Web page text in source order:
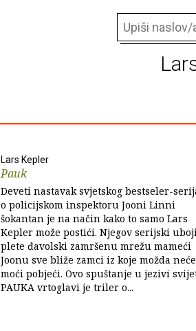
Lars Kepler
Pauk
Deveti nastavak svjetskog bestseler-
o policijskom inspektoru Jooni Linni
šokantan je na način kako to samo Lars
Kepler može postići. Njegov serijski
plete đavolski zamršenu mrežu mameći
Joonu sve bliže zamci iz koje možda neće
moći pobjeći. Ovo spuštanje u jezivi
PAUKA vrtoglavi je triler o...